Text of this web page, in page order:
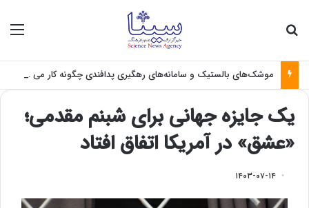
موشک‌های بالستیک و سامانه‌های رهگیری پدافندی چگونه کار می کنند؟
یک جایزه جهانی برای شبنم مقدمی؛
«عشق» در آمریکا اتفاق افتاد
۱۴۰۳-۰۷-۱۴